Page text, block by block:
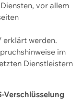
vor allem
erklärt werden.
im
Dienstleistern
Verschlüsselung